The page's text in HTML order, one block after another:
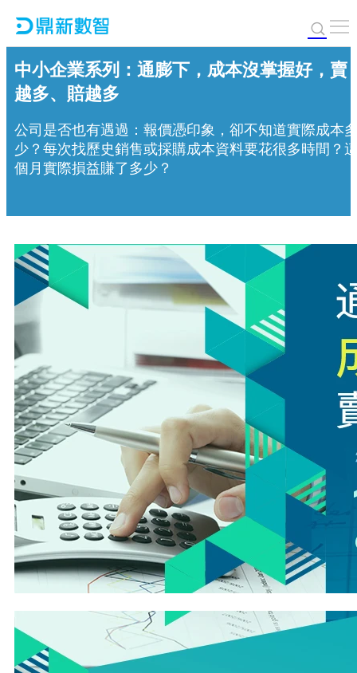
中小企業系列：通膨下，成本沒掌握好，賣
越多、賠越多
公司是否也有遇過：報價憑印象，卻不知道實際成本
少？每次找歷史銷售或採購成本資料要花很多時間？
個月實際損益賺了多少？